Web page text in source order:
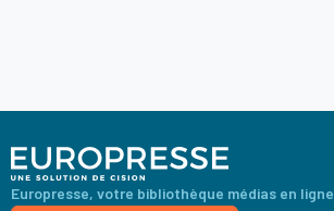
Europresse, votre bibliothèque médias en ligne